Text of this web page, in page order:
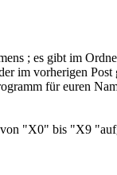
; es gibt im
im vorherigen
für euren
"X0" bis "X9